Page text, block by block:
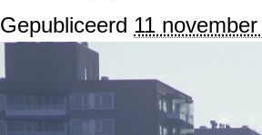
Gepubliceerd 11